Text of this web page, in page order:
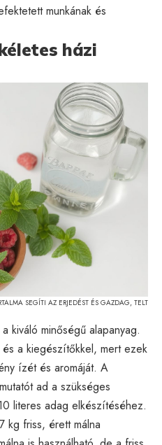
munkának és
házi
SEGÍTI AZ ERJEDÉST ÉS GAZDAG, TELT
kiváló minőségű alapanyag.
a kiegészítőkkel, mert ezek
ízét és aromáját. A
ad a szükséges
literes adag elkészítéséhez.
kg friss, érett málna